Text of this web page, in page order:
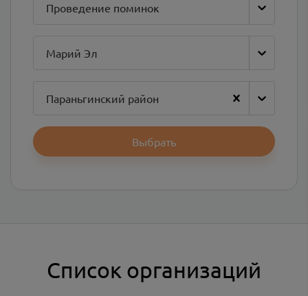
Проведение поминок
Марий Эл
Параньгинский район
Выбрать
Список организаций